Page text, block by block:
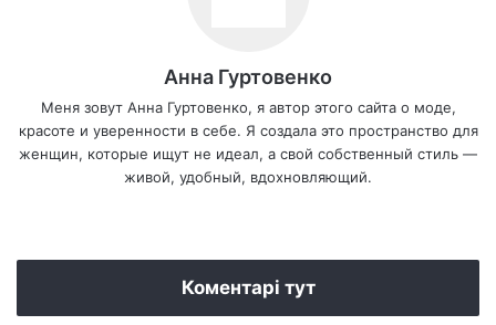
Анна Гуртовенко
Меня зовут Анна Гуртовенко, я автор этого сайта о моде,
красоте и уверенности в себе. Я создала это пространство для
женщин, которые ищут не идеал, а свой собственный стиль —
живой, удобный, вдохновляющий.
te
Коментарі тут